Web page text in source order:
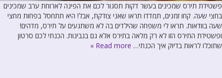
פשטידת תירס שמכינים בעשר דקות תסגור לכם את הפינה לארוחת ערב שמכינים
בחצי שעה. קחו זמנים, תמדדו תראו שאני צודקת, אבל! היא תתחסל בפחות מחצי
שעה בוודאות. תראו לי משפחה שהילדים בה לא משתגעים על תירס, מדהים!
ופשטידת התירס הזו לא רק מלאה בתירס אלא גם בגבינות. הכנתי לכם סרטון
שתוכלו לראות בדיוק איך הכנתי… Read more »